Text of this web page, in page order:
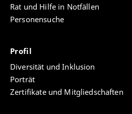
Rat und Hilfe in Notfällen
Personensuche
Profil
Diversität und Inklusion
Porträt
Zertifikate und Mitgliedschaften